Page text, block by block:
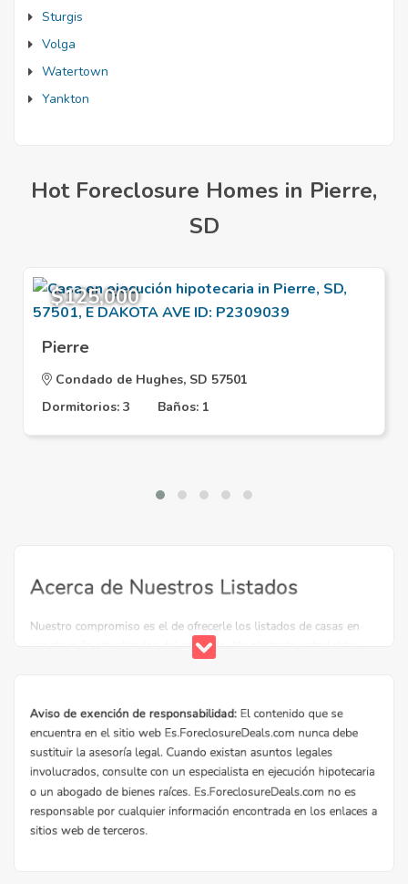
Sturgis
Volga
Watertown
Yankton
Hot Foreclosure Homes in Pierre,
SD
$125,000
Pierre
Condado de Hughes, SD 57501
Dormitorios: 3
Baños: 1